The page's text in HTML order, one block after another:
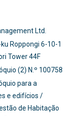
Ltd.
Roppongi 6-10-1
Tower 44F
(2) N.º 100758
para a
e edifícios /
de Habitação